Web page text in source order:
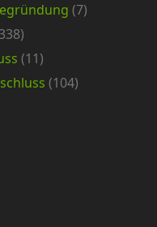
(7)
(11)
(104)